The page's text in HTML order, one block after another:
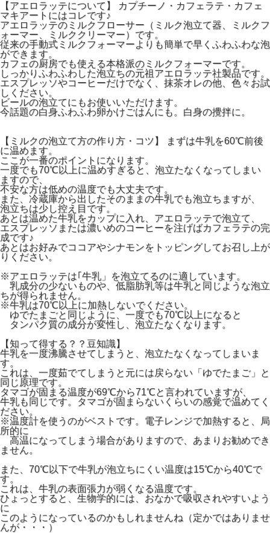
【アエロラッテについて】 カプチーノ・カフェラテ・カフェ
マキアートにはコレです♪
アエロラッテのミルクフローサー（ミルク泡立て器、ミルクフ
ォーマー、ミルククリーマー）です。
従来の手動式ミルクフォーマーよりも簡単で早くふわふわな泡
ができます。
カフェの厨房でも使える本格派のミルクフォーマーです。
しっかりふわふわした泡立ちの元祖アエロラッテ社製品です。
エスプレッソやコーヒーだけでなく、抹茶オレの他、色々お試
しください。
ビールの泡立てにもお使いいただけます。
今話題の白身ふわふわ卵かけごはんにも。白身の攪拌に。
【ミルクの泡立て方の作り方・コツ】 まずは牛乳を60℃前後
に温めます。
ここが一番のポイントになります。
一度でも70℃以上に温めすぎると、泡立たなくなってしまい
ますので、
不安な方は低めの温度でも大丈夫です。
また、冷蔵庫から出したそのままの牛乳でも泡立ちますが、
泡立ちは少し控え目です。
あとは温めた牛乳をカップに入れ、アエロラッテで泡立て、
エスプレッソまたは濃いめのコーヒーを注げばカフェラテの完
成です♪
あとはお好みでココアやシナモンをトッピングしてお召し上が
りください。
※アエロラッテは｢牛乳」を泡立てるのに適しています。
乳成分の少ないものや、低脂肪乳等は牛乳と同じような泡立
ちが得られません。
※牛乳は70℃以上に加熱しないでください。
ゆでたまごと同じように、一度でも70℃以上になると
タンパク質の成分が変性し、泡立たなくなります。
【知って得する？？豆知識】
牛乳を一度沸騰させてしまうと、泡立たなくなってしまいま
す。
これは、一度茹でてしまうと元には戻らない「ゆでたまご」と
同じ原理です。
タマゴが固まる温度が69℃から71℃と言われていますが、
牛乳も同じです。タマゴが固まらないくらいの感覚で温めてく
ださい。
※温度計を使うのがベストです。電子レンジで加熱すると、局
所的に
高温になってしまう場合がありますので、あまりお勧めでき
ません。
また、70℃以下で牛乳が泡立ちにくい温度は15℃から40℃で
す。
これは、牛乳の表面張力が弱くなる温度です。
ひょっとすると、生物学的には、おなかで吸収されやすいよう
に
このようになっているのかもしれませんね（定かではありませ
んが・・・）